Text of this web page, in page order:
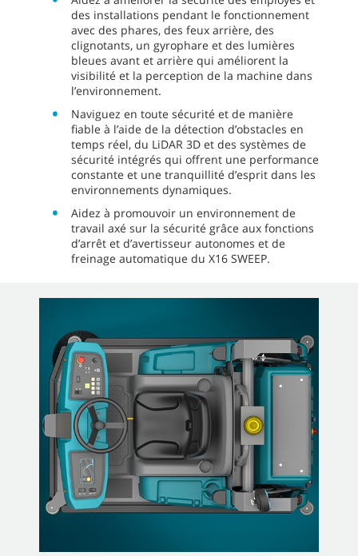
des installations pendant le fonctionnement
avec des phares, des feux arrière, des
clignotants, un gyrophare et des lumières
bleues avant et arrière qui améliorent la
visibilité et la perception de la machine dans
l’environnement.
Naviguez en toute sécurité et de manière
fiable à l’aide de la détection d’obstacles en
temps réel, du LiDAR 3D et des systèmes de
sécurité intégrés qui offrent une performance
constante et une tranquillité d’esprit dans les
environnements dynamiques.
Aidez à promouvoir un environnement de
travail axé sur la sécurité grâce aux fonctions
d’arrêt et d’avertisseur autonomes et de
freinage automatique du X16 SWEEP.